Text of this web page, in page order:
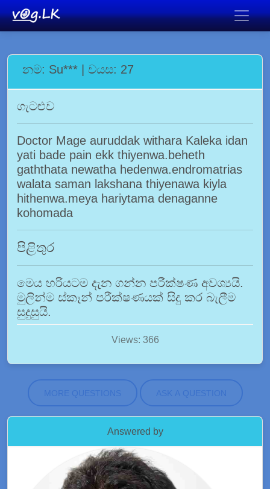
නම: Su*** | වයස: 27
ගැටළුව
Doctor Mage auruddak withara Kaleka idan
yati bade pain ekk thiyenwa.beheth
gaththata newatha hedenwa.endromatrias
walata saman lakshana thiyenawa kiyla
hithenwa.meya hariytama denaganne
kohomada
පිළිතුර
මෙය හරියටම දැන ගන්න පරීක්ෂණ අවශ්‍යයි.
මුලින්ම ස්කෑන් පරීක්ෂණයක් සිදු කර බැලීම
සුදුසුයි.
Views: 366
MORE QUESTIONS ASK A QUESTION
Answered by